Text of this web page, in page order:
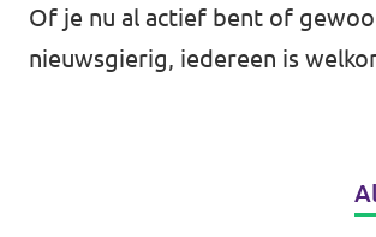
Of je nu al actief bent of
nieuwsgierig, iedereen is